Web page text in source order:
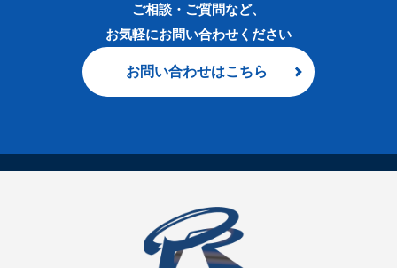
ご相談・ご質問など、
お気軽にお問い合わせください
お問い合わせはこちら